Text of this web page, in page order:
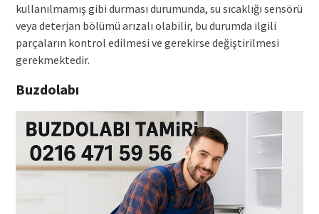
kullanılmamış gibi durması durumunda, su sıcaklığı sensörü
veya deterjan bölümü arızalı olabilir, bu durumda ilgili
parçaların kontrol edilmesi ve gerekirse değiştirilmesi
gerekmektedir.
Buzdolabı